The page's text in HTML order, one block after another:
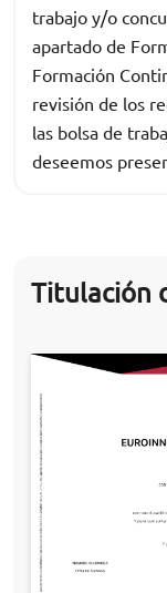
trabajo y/o
apartado de
Formación
revisión de los
las bolsa de
deseemos
Titulación